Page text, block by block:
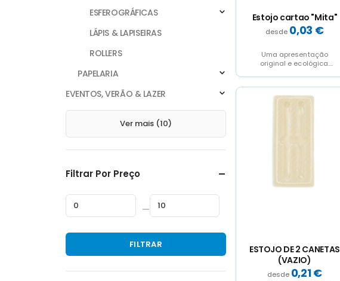
Estojo cartao "Mita"
0,03 €
Uma apresentação
original e ecológica.
disponíveis em dois...
ESTOJO DE 2 CANETAS
(VAZIO)
0,21€
ESFEROGRÁFICAS
LÁPIS & LAPISEIRAS
ROLLERS
PAPELARIA
EVENTOS, VERÃO & LAZER
Ver mais (10)
Filtrar Por Preço
Preço
Preço
—
FILTRAR